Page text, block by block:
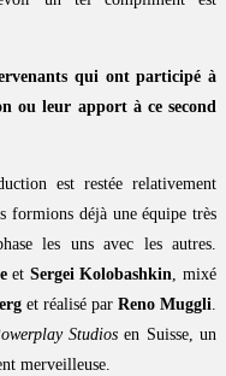
qui ont participé à
ou leur apport à ce second
est restée relativement
formions déjà une équipe très
les uns avec les autres.
et Sergei Kolobashkin, mixé
et réalisé par Reno Muggli.
Studios en Suisse, un
merveilleuse.